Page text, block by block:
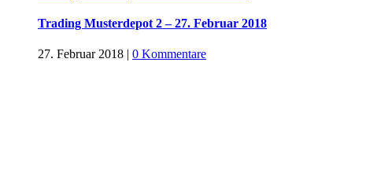
Trading Musterdepot 2 – 27. Februar 2018
27. Februar 2018 | 0 Kommentare